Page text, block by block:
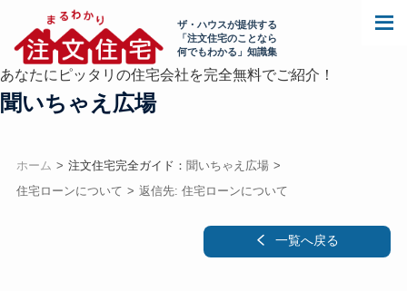
ザ・ハウスが提供する
「注文住宅のことなら
何でもわかる」知識集
あなたにピッタリの住宅会社を完全無料でご紹介！
聞いちゃえ広場
ホーム 注文住宅完全ガイド： 聞いちゃえ広場
住宅ローンについて
返信先: 住宅ローンについて
一覧へ戻る